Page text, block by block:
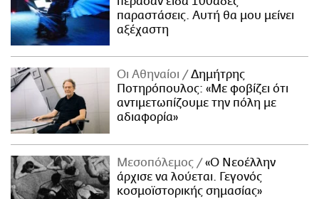
παραστάσεις. Αυτή θα μου μείνει
αξέχαστη
Οι Αθηναίοι
Δημήτρης
Ποτηρόπουλος: «Με φοβίζει ότι
αντιμετωπίζουμε την πόλη με
αδιαφορία»
Μεσοπόλεμος
«Ο Νεοέλλην
άρχισε να λούεται. Γεγονός
κοσμοϊστορικής σημασίας»